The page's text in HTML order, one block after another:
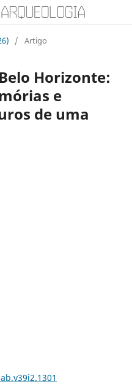
/ Artigo
Horizonte:
e
de uma